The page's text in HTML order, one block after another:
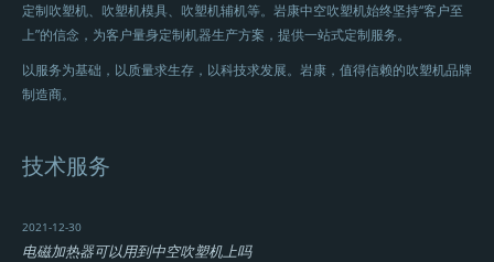
定制吹塑机、吹塑机模具、吹塑机辅机等。岩康中空吹塑机始终坚持“客户至
上”的信念，为客户量身定制机器生产方案，提供一站式定制服务。
以服务为基础，以质量求生存，以科技求发展。岩康，值得信赖的吹塑机品牌
制造商。
技术服务
2021-12-30
电磁加热器可以用到中空吹塑机上吗